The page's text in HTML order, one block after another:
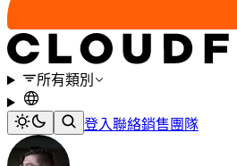
所有類別
登入聯絡銷售團隊